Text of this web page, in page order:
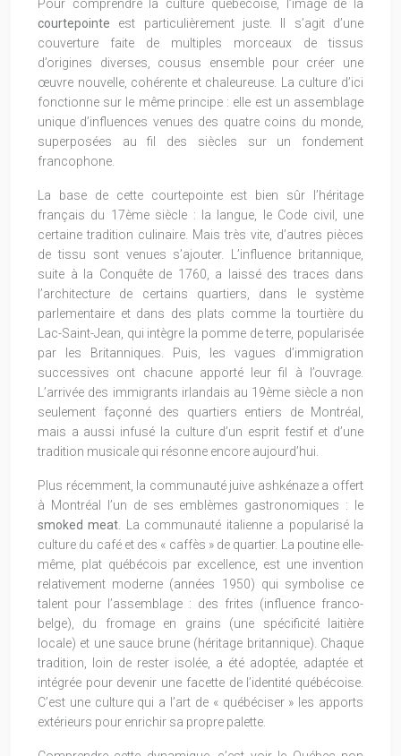
Pour comprendre la culture québécoise, l’image de la
courtepointe est particulièrement juste. Il s’agit d’une
couverture faite de multiples morceaux de tissus
d’origines diverses, cousus ensemble pour créer une
œuvre nouvelle, cohérente et chaleureuse. La culture d’ici
fonctionne sur le même principe : elle est un assemblage
unique d’influences venues des quatre coins du monde,
superposées au fil des siècles sur un fondement
francophone.
La base de cette courtepointe est bien sûr l’héritage
français du 17ème siècle : la langue, le Code civil, une
certaine tradition culinaire. Mais très vite, d’autres pièces
de tissu sont venues s’ajouter. L’influence britannique,
suite à la Conquête de 1760, a laissé des traces dans
l’architecture de certains quartiers, dans le système
parlementaire et dans des plats comme la tourtière du
Lac-Saint-Jean, qui intègre la pomme de terre, popularisée
par les Britanniques. Puis, les vagues d’immigration
successives ont chacune apporté leur fil à l’ouvrage.
L’arrivée des immigrants irlandais au 19ème siècle a non
seulement façonné des quartiers entiers de Montréal,
mais a aussi infusé la culture d’un esprit festif et d’une
tradition musicale qui résonne encore aujourd’hui.
Plus récemment, la communauté juive ashkénaze a offert
à Montréal l’un de ses emblèmes gastronomiques : le
smoked meat . La communauté italienne a popularisé la
culture du café et des « caffès » de quartier. La poutine elle-
même, plat québécois par excellence, est une invention
relativement moderne (années 1950) qui symbolise ce
talent pour l’assemblage : des frites (influence franco-
belge), du fromage en grains (une spécificité laitière
locale) et une sauce brune (héritage britannique). Chaque
tradition, loin de rester isolée, a été adoptée, adaptée et
intégrée pour devenir une facette de l’identité québécoise.
C’est une culture qui a l’art de « québéciser » les apports
extérieurs pour enrichir sa propre palette.